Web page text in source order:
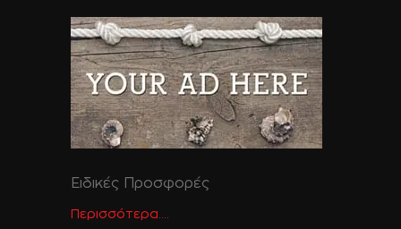
Ειδικές Προσφορές
Περισσότερα....